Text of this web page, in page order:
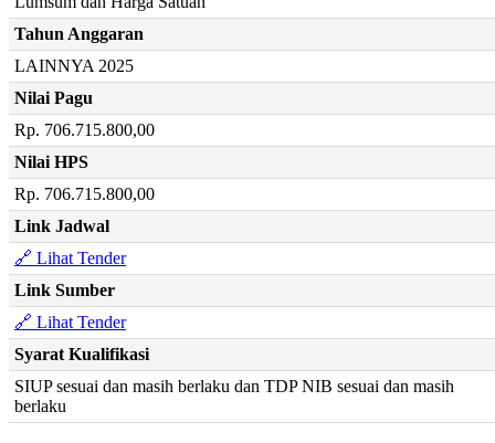
Tahun Anggaran
LAINNYA 2025
Nilai Pagu
Rp. 706.715.800,00
Nilai HPS
Rp. 706.715.800,00
Link Jadwal
🔗 Lihat Tender
Link Sumber
🔗 Lihat Tender
Syarat Kualifikasi
SIUP sesuai dan masih berlaku dan TDP NIB sesuai dan masih
berlaku